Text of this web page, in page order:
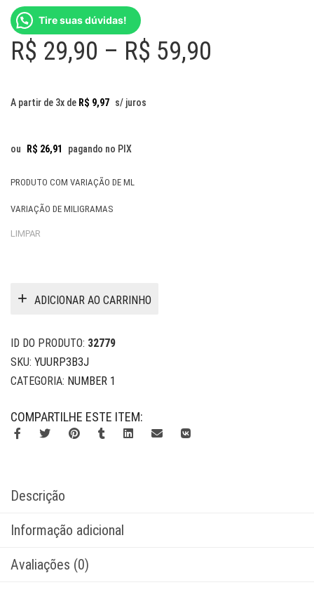
Tire suas dúvidas!
R$ 29,90 – R$ 59,90
A partir de 3x de R$ 9,97 s/ juros
ou R$ 26,91 pagando no PIX
PRODUTO COM VARIAÇÃO DE ML
VARIAÇÃO DE MILIGRAMAS
LIMPAR
ADICIONAR AO CARRINHO
ID DO PRODUTO: 32779
SKU: YUURP3B3J
CATEGORIA: NUMBER 1
COMPARTILHE ESTE ITEM:
Descrição
Informação adicional
Avaliações (0)